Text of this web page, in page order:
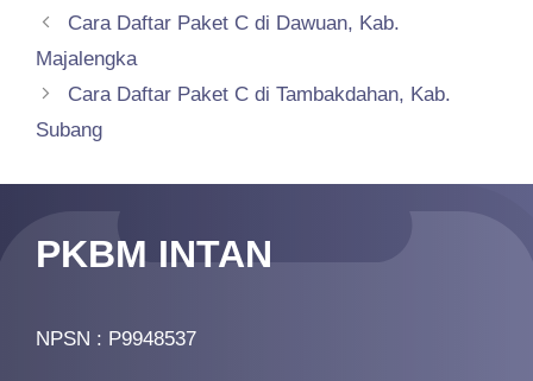
Cara Daftar Paket C di Dawuan, Kab.
Majalengka
Cara Daftar Paket C di Tambakdahan, Kab.
Subang
PKBM INTAN
NPSN : P9948537